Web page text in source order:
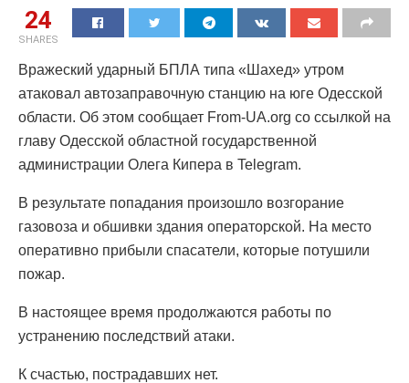
24
SHARES
Вражеский ударный БПЛА типа «Шахед» утром
атаковал автозаправочную станцию на юге Одесской
области. Об этом сообщает From-UA.org со ссылкой на
главу Одесской областной государственной
администрации Олега Кипера в Telegram.
В результате попадания произошло возгорание
газовоза и обшивки здания операторской. На место
оперативно прибыли спасатели, которые потушили
пожар.
В настоящее время продолжаются работы по
устранению последствий атаки.
К счастью, пострадавших нет.